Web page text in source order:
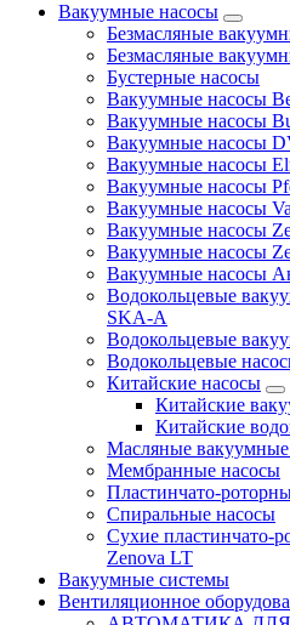
Вакуумные насосы
Безмасляные
Безмасляные
Бустерные насосы
Вакуумные насосы
Вакуумные насосы
Вакуумные насосы
Вакуумные насосы
Вакуумные насосы
Вакуумные насосы
Вакуумные насосы
Вакуумные насосы
Вакуумные насосы
Водокольцевые
SKA-A
Водокольцевые
Водокольцевые
Китайские насосы
Китайские
Китайские
Масляные
Мембранные насосы
Пластинчато-
Спиральные насосы
Сухие пластинчато-
Zenova LT
Вакуумные системы
Вентиляционное